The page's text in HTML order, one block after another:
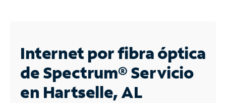
Business
Contáctanos
Internet por fibra óptica
de Spectrum®Servicio
en Hartselle, AL